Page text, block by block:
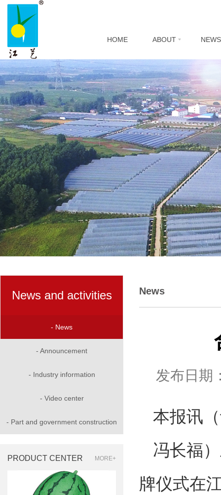
HOME ABOUT NEWS
News and activities
- News
- Announcement
- Industry information
- Video center
- Part and government construction
PRODUCT CENTER MORE+
News
发布日
本报讯
冯长福
牌仪式在